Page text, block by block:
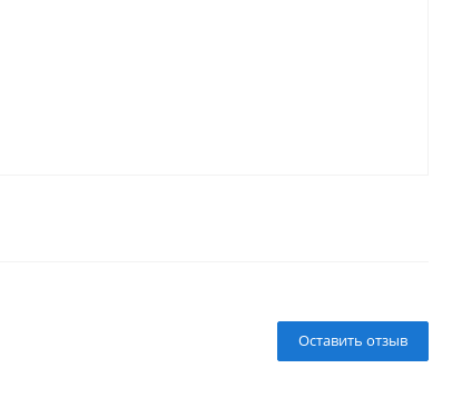
Оставить отзыв